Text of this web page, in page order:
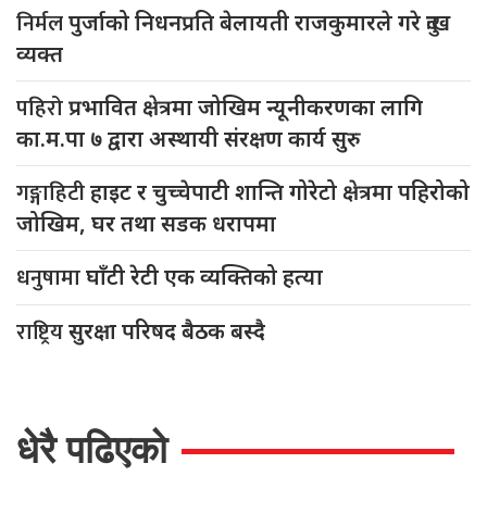
निर्मलपुर्जाको निधनप्रति बेलायती राजकुमारले गरे दुःख
व्यक्त
पहिरोप्रभावित क्षेत्रमा जोखिम न्यूनीकरणका लागि
का.म.पा ७ द्वारा अस्थायी संरक्षण कार्य सुरु
गङ्गाहिटीहाइट र चुच्चेपाटी शान्ति गोरेटो क्षेत्रमा पहिरोको
जोखिम, घर तथा सडक धरापमा
धनुषामाघाँटी रेटी एक व्यक्तिको हत्या
राष्ट्रियसुरक्षा परिषद बैठक बस्दै
धेरै पढिएको